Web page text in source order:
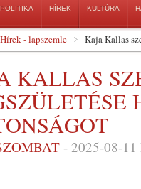
POLITIKA HÍREK KULTÚRA
Hírek - lapszemle Kaja Kallas
KALLAS
- 2025-08-11